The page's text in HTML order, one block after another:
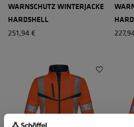
WARNSCHUTZ WINTERJACKE
HARDSHELL
251,94 €